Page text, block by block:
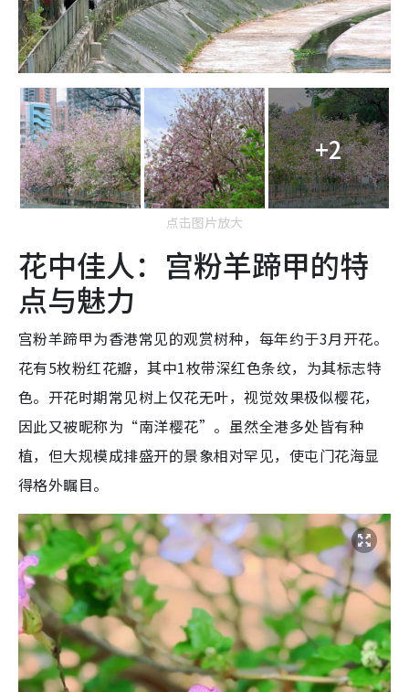
+2
点击图片放大
花中佳人：宫粉羊蹄甲的特
点与魅力
宫粉羊蹄甲为香港常见的观赏树种，每年约于3月开花。
花有5枚粉红花瓣，其中1枚带深红色条纹，为其标志特
色。开花时期常见树上仅花无叶，视觉效果极似樱花，
因此又被昵称为“南洋樱花”。虽然全港多处皆有种
植，但大规模成排盛开的景象相对罕见，使屯门花海显
得格外瞩目。